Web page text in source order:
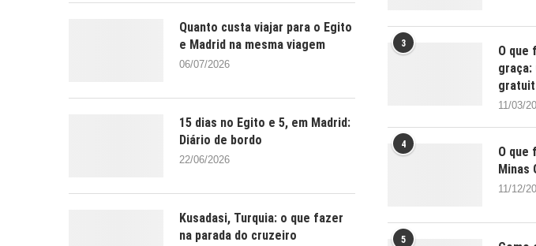
Quanto custa viajar para o Egito
e Madrid na mesma viagem
06/07/2026
15 dias no Egito e 5, em Madrid:
Diário de bordo
22/06/2026
Kusadasi, Turquia: o que fazer
na parada do cruzeiro
3
O que
graça:
11/03/
4
O que
Minas
11/12/
5